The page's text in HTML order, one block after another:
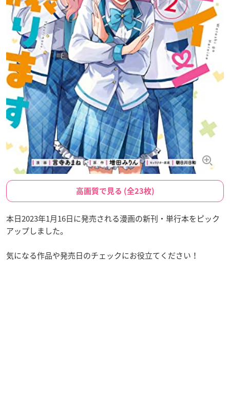
高画質で見る (全23枚)
本日2023年1月16日に発売される漫画の新刊・単行本をピック
アップしました。
気になる作品や発売日のチェックにお役立てください！